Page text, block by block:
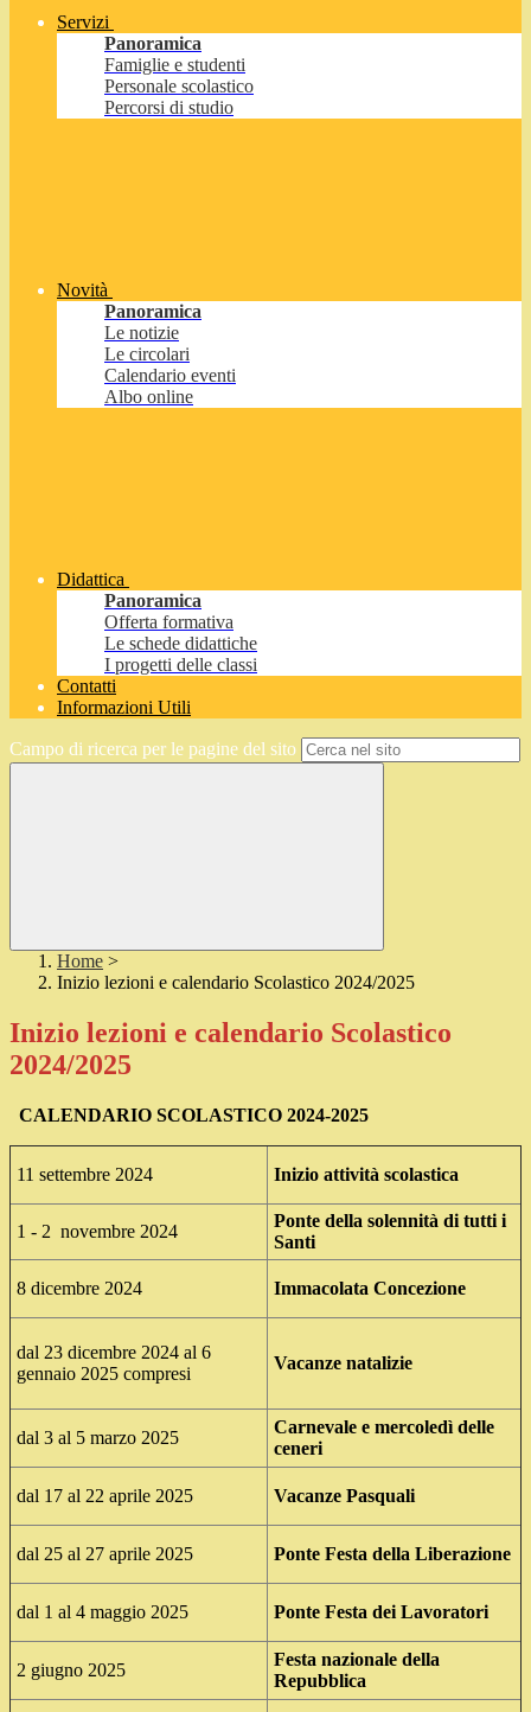
Servizi
Panoramica
Famiglie e studenti
Personale scolastico
Percorsi di studio
Novità
Panoramica
Le notizie
Le circolari
Calendario eventi
Albo online
Didattica
Panoramica
Offerta formativa
Le schede didattiche
I progetti delle classi
Contatti
Informazioni Utili
Campo di ricerca per le pagine del sito
Home >
Inizio lezioni e calendario Scolastico 2024/2025
Inizio lezioni e calendario Scolastico
2024/2025
CALENDARIO SCOLASTICO 2024-2025
11 settembre 2024 Inizio attività scolastica
1 - 2 novembre 2024
Ponte della solennità di tutti i
Santi
8 dicembre 2024 Immacolata Concezione
dal 23 dicembre 2024 al 6
gennaio 2025 compresi
Vacanze natalizie
dal 3 al 5 marzo 2025
Carnevale e mercoledì delle
ceneri
dal 17 al 22 aprile 2025 Vacanze Pasquali
dal 25 al 27 aprile 2025 Ponte Festa della Liberazione
dal 1 al 4 maggio 2025 Ponte Festa dei Lavoratori
2 giugno 2025
Festa nazionale della
Repubblica